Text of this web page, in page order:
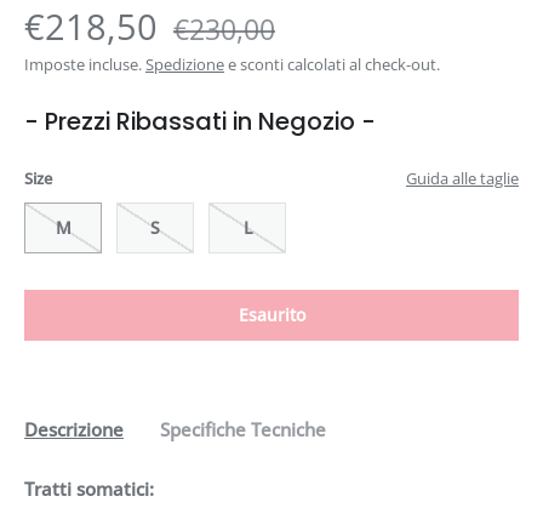
€218,50 €230,00
Imposte incluse. Spedizionee sconti calcolati al check-out.
- Prezzi Ribassati in Negozio -
Size Guida alle taglie
M S L
Esaurito
Descrizione Specifiche Tecniche
Tratti somatici: